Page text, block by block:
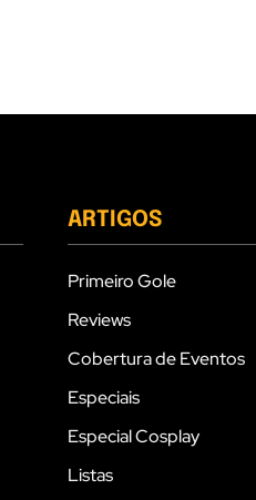
ARTIGOS
Primeiro Gole
Reviews
Cobertura de Eventos
Especiais
Especial Cosplay
Listas